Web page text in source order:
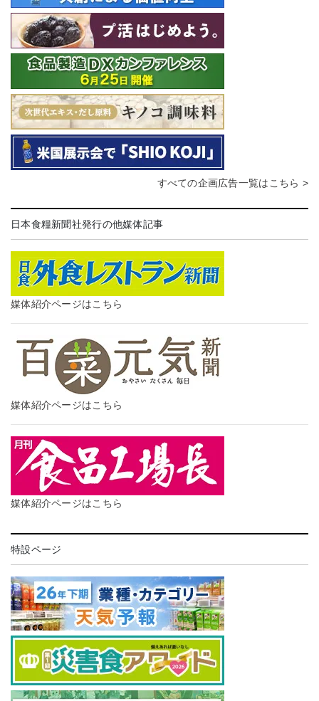
すべての企画広告一覧はこちら >
日本食糧新聞社発行の他媒体記事
媒体紹介ページはこちら
媒体紹介ページはこちら
媒体紹介ページはこちら
特設ページ